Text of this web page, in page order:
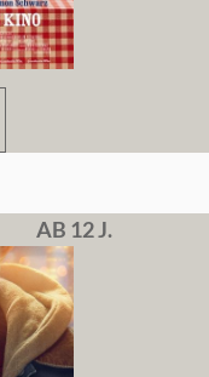
AB 12 J.